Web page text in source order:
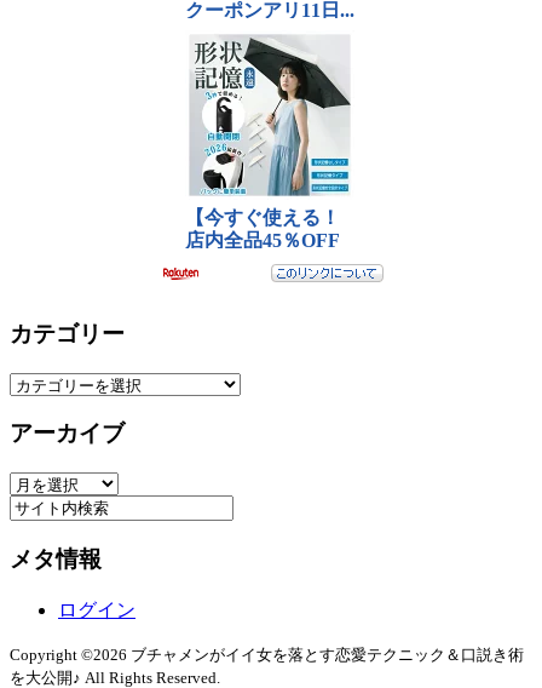
カテゴリー
カ
ゴ
ー
アーカイブ
ア
ー
イ
メタ情報
ログイン
Copyright ©2026 ブチャメンがイイ女を落とす恋愛テクニック＆口説き術
を大公開♪ All Rights Reserved.